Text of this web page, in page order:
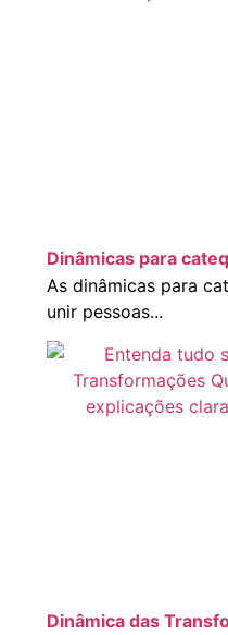
Dinâmicas para
As dinâmicas para
unir pessoas...
Dinâmica das